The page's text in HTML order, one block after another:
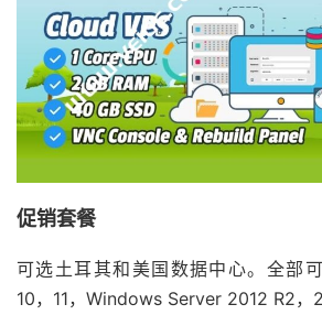
促销套餐
可选土耳其和美国数据中心。全部
10，11，Windows Server 2012 R2，